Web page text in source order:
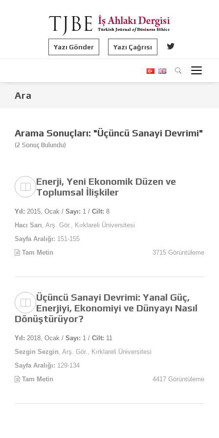
Yazı Gönder Yazı Çağrısı
Ara
Arama Sonuçları: "Üçüncü Sanayi Devrimi"
(2 Sonuç Bulundu)
Enerji, Yeni Ekonomik Düzen ve
Toplumsal İlişkiler
Yıl: 2015, Ocak / Sayı: 1 / Cilt: 8
Hacı Sarı , Arş. Gör., Kırklareli Üniversitesi
Sayfa Aralığı: 151-155
Tam Metin
3715 Görüntüleme
Üçüncü Sanayi Devrimi: Yanal Güç,
Enerjiyi, Ekonomiyi ve Dünyayı Nasıl
Dönüştürüyor?
Yıl: 2018, Ocak / Sayı: 1 / Cilt: 11
Sezgin Sezgin , Arş. Gör., Kırklareli Üniversitesi
Sayfa Aralığı: 129-134
Tam Metin
4417 Görüntüleme